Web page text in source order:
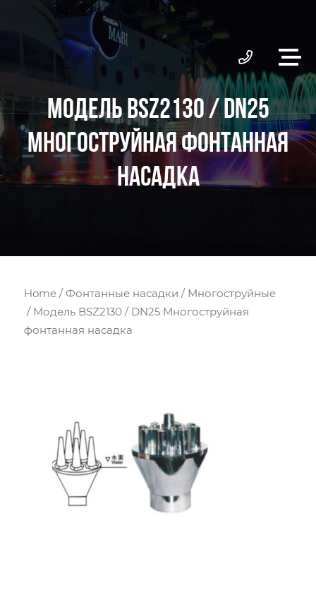
МОДЕЛЬ BSZ2130 / DN25
МНОГОСТРУЙНАЯ ФОНТАННАЯ
НАСАДКА
Home /Фонтанные насадки / Многоструйные
/ Модель BSZ2130 / DN25 Многоструйная
фонтанная насадка